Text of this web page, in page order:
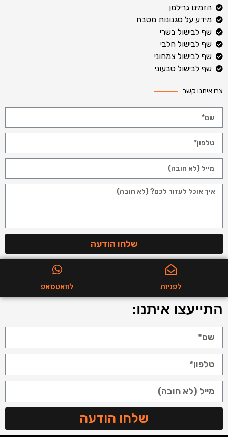
הזמינו גרילמן
מידע על סגנונות מטבח
שף לבישול בשרי
שף לבישול חלבי
שף לבישול צמחוני
שף לבישול טבעוני
צרו איתנו קשר
שלחו הודעה
לפניות לוואטסאפ
התייעצו איתנו:
שלחו הודעה